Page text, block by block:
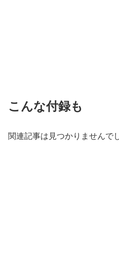
こんな付録も
関連記事は見つかりませんで